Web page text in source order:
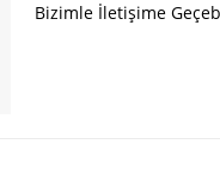
Bizimle İletişime